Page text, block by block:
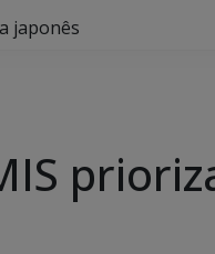
japonês